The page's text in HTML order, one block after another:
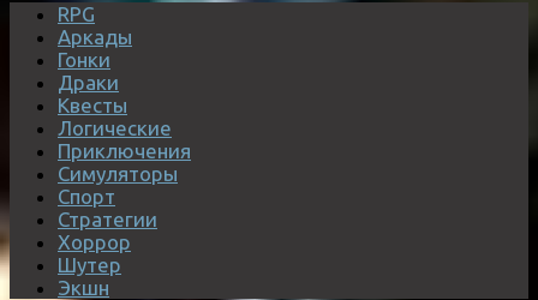
RPG
Аркады
Гонки
Драки
Квесты
Логические
Приключения
Симуляторы
Спорт
Стратегии
Хоррор
Шутер
Экшн